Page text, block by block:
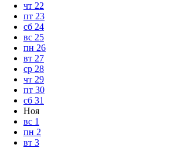
чт 22
пт 23
сб 24
вс 25
пн 26
вт 27
ср 28
чт 29
пт 30
сб 31
Ноя
вс 1
пн 2
вт 3